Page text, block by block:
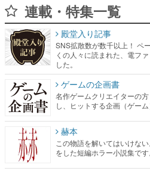
連載・特集一覧
殿堂入り記事
SNS拡散数が数千以上！ ペ
くの人々に読まれた、電フ
した。
ゲームの企画書
名作ゲームクリエイターの
し、ヒットする企画（ゲー
赫本
この物語を解いてはいけな
をした短編ホラー小説集です